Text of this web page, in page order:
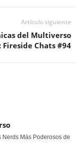
Artículo siguiente
del Multiverso
Fireside Chats #94
Más Poderosos de